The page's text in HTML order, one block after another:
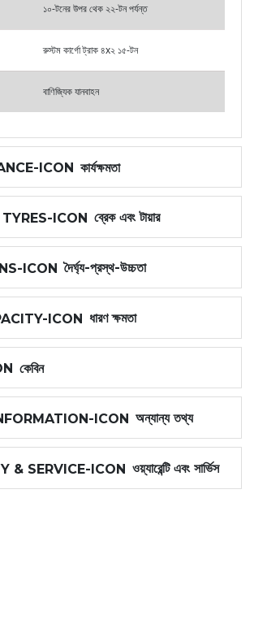
১০-টনের উপর থেক ২২-টন পর্যন্ত
রুস্টম কার্গো ট্রাক ৪x২ ১৫-টন
বাণিজ্যিক যানবাহন
কার্যক্ষমতা
ব্রেক এবং টায়ার
দৈর্ঘ্য-প্রস্থ-উচ্চতা
ধারণ ক্ষমতা
কেবিন
অন্যান্য তথ্য
ওয়্যারেন্টি এবং সার্ভিস